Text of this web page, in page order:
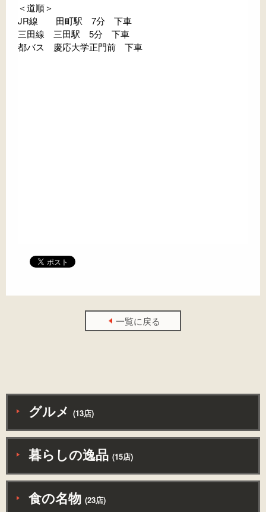
＜道順＞
JR線 田町駅 7分 下車
三田線 三田駅 5分 下車
都バス 慶応大学正門前 下車
一覧に戻る
グルメ (13店)
暮らしの逸品 (15店)
食の名物 (23店)